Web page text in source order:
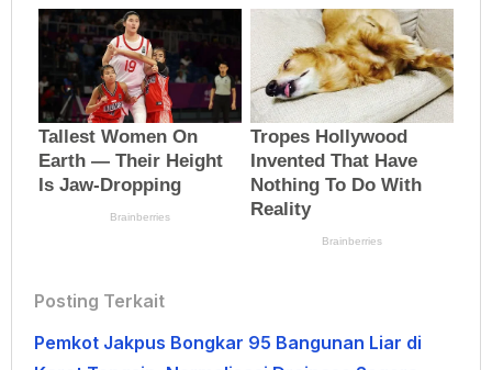
Posting Terkait
Pemkot Jakpus Bongkar 95 Bangunan Liar di